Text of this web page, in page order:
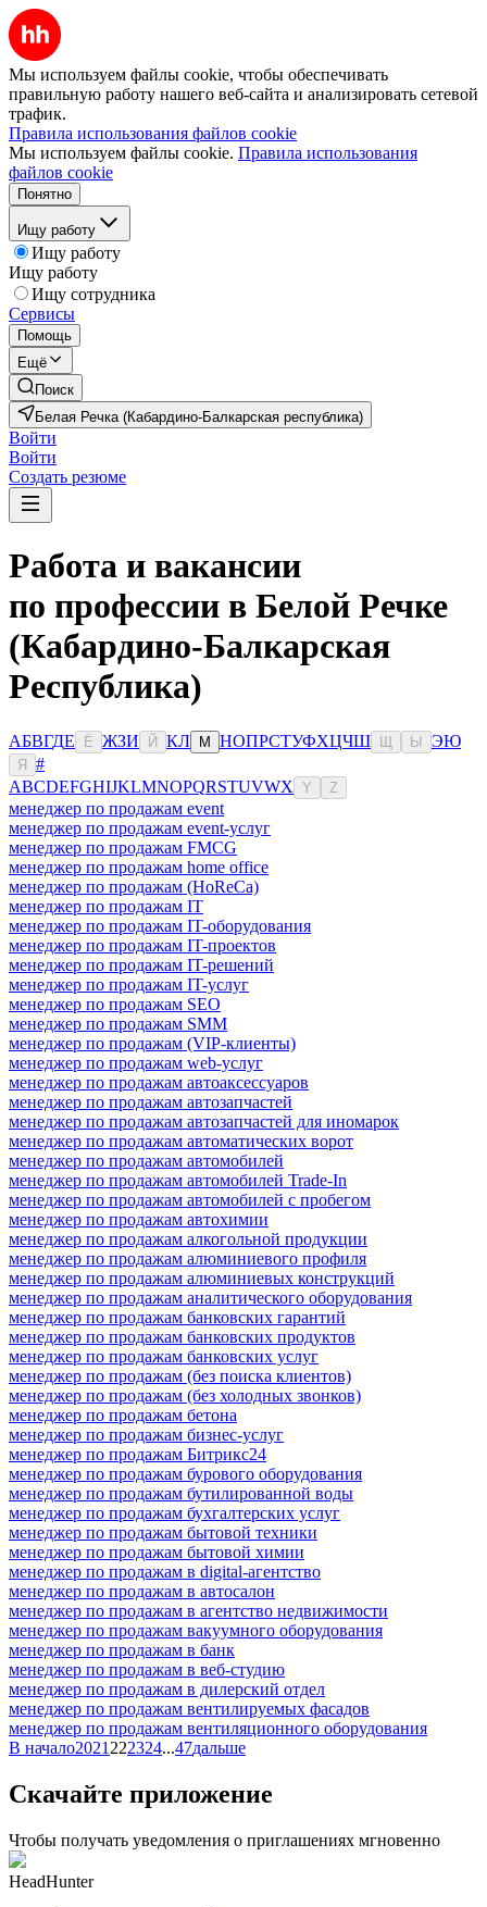
Мы используем файлы cookie, чтобы обеспечивать
правильную работу нашего веб-сайта и анализировать сетевой
трафик.
Правила использования файлов cookie
Мы используем файлы cookie. Правила использования
файлов cookie
Понятно
Ищу работу
Ищу работу
Ищу работу
Ищу сотрудника
Сервисы
Помощь
Ещё
Поиск
Белая Речка (Кабардино-Балкарская республика)
Войти
Войти
Создать резюме
Работа и вакансии
по профессии в Белой Речке
(Кабардино-Балкарская
Республика)
АБВГДЕ Ё ЖЗИ Й КЛ М НОПРСТУФХЦЧШ Ы ЭЮ
Я
#
ABCDEFGHIJKLMNOPQRSTUVWX Y Z
менеджер по продажам event
менеджер по продажам event-услуг
менеджер по продажам FMCG
менеджер по продажам home office
менеджер по продажам (HoReCa)
менеджер по продажам IT
менеджер по продажам IT-оборудования
менеджер по продажам IT-проектов
менеджер по продажам IT-решений
менеджер по продажам IT-услуг
менеджер по продажам SEO
менеджер по продажам SMM
менеджер по продажам (VIP-клиенты)
менеджер по продажам web-услуг
менеджер по продажам автоаксессуаров
менеджер по продажам автозапчастей
менеджер по продажам автозапчастей для иномарок
менеджер по продажам автоматических ворот
менеджер по продажам автомобилей
менеджер по продажам автомобилей Trade-In
менеджер по продажам автомобилей с пробегом
менеджер по продажам автохимии
менеджер по продажам алкогольной продукции
менеджер по продажам алюминиевого профиля
менеджер по продажам алюминиевых конструкций
менеджер по продажам аналитического оборудования
менеджер по продажам банковских гарантий
менеджер по продажам банковских продуктов
менеджер по продажам банковских услуг
менеджер по продажам (без поиска клиентов)
менеджер по продажам (без холодных звонков)
менеджер по продажам бетона
менеджер по продажам бизнес-услуг
менеджер по продажам Битрикс24
менеджер по продажам бурового оборудования
менеджер по продажам бутилированной воды
менеджер по продажам бухгалтерских услуг
менеджер по продажам бытовой техники
менеджер по продажам бытовой химии
менеджер по продажам в digital-агентство
менеджер по продажам в автосалон
менеджер по продажам в агентство недвижимости
менеджер по продажам вакуумного оборудования
менеджер по продажам в банк
менеджер по продажам в веб-студию
менеджер по продажам в дилерский отдел
менеджер по продажам вентилируемых фасадов
менеджер по продажам вентиляционного оборудования
В начало2021 222324...47дальше
Скачайте приложение
Чтобы получать уведомления о приглашениях мгновенно
HeadHunter